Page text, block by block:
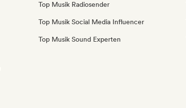
Top Musik Radiosender
Top Musik Social Media Influencer
Top Musik Sound Experten